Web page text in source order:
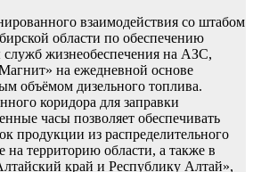
взаимодействия со штабом
области по обеспечению
служб жизнеобеспечения на АЗС,
на ежедневной основе
объёмом дизельного топлива.
коридора для заправки
часы позволяет обеспечивать
продукции из распределительного
на территорию области, а также в
край и Республику Алтай»,